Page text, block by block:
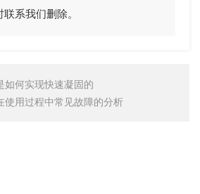
系我们删除。
如何实现快速凝固的
使用过程中常见故障的分析